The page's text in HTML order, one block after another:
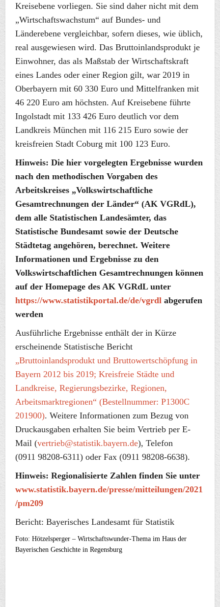
Kreisebene vorliegen. Sie sind daher nicht mit dem
„Wirtschaftswachstum“ auf Bundes- und
Länderebene vergleichbar, sofern dieses, wie üblich,
real ausgewiesen wird. Das Bruttoinlandsprodukt je
Einwohner, das als Maßstab der Wirtschaftskraft
eines Landes oder einer Region gilt, war 2019 in
Oberbayern mit 60 330 Euro und Mittelfranken mit
46 220 Euro am höchsten. Auf Kreisebene führte
Ingolstadt mit 133 426 Euro deutlich vor dem
Landkreis München mit 116 215 Euro sowie der
kreisfreien Stadt Coburg mit 100 123 Euro.
Hinweis:Die hier vorgelegten Ergebnisse wurden
nach den methodischen Vorgaben des
Arbeitskreises „Volkswirtschaftliche
Gesamtrechnungen der Länder“ (AK VGRdL),
dem alle Statistischen Landesämter, das
Statistische Bundesamt sowie der Deutsche
Städtetag angehören, berechnet. Weitere
Informationen und Ergebnisse zu den
Volkswirtschaftlichen Gesamtrechnungen können
auf der Homepage des AK VGRdL unter
https://www.statistikportal.de/de/vgrdl abgerufen
werden
Ausführliche Ergebnisse enthält der in Kürze
erscheinende Statistische Bericht
„Bruttoinlandsprodukt und Bruttowertschöpfung in
Bayern 2012 bis 2019; Kreisfreie Städte und
Landkreise, Regierungsbezirke, Regionen,
Arbeitsmarktregionen“ (Bestellnummer: P1300C
201900). Weitere Informationen zum Bezug von
Druckausgaben erhalten Sie beim Vertrieb per E-
Mail (vertrieb@statistik.bayern.de), Telefon
(0911 98208-6311) oder Fax (0911 98208-6638).
Hinweis: Regionalisierte Zahlen finden Sie unter
www.statistik.bayern.de/presse/mitteilungen/2021
/pm209
Bericht: Bayerisches Landesamt für Statistik
Foto: Hötzelsperger – Wirtschaftswunder-Thema im Haus der
Bayerischen Geschichte in Regensburg